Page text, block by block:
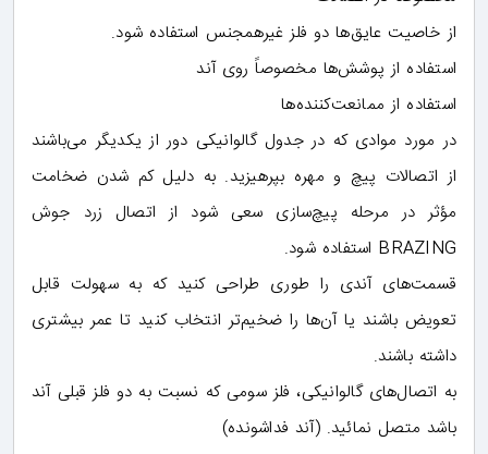
از خاصیت عایق‌ها دو فلز غیرهمجنس استفاده شود.
استفاده از پوشش‌ها مخصوصاً روی آند
استفاده از ممانعت‌کننده‌ها
در مورد موادی که در جدول گالوانیکی دور از یکدیگر می‌باشند
از اتصالات پیچ و مهره بپرهیزید. به دلیل کم شدن ضخامت
مؤثر در مرحله پیچ‌سازی سعی شود از اتصال زرد جوش
BRAZING استفاده شود.
قسمت‌های آندی را طوری طراحی کنید که به سهولت قابل
تعویض باشند یا آن‌ها را ضخیم‌تر انتخاب کنید تا عمر بیشتری
داشته باشند.
به اتصال‌های گالوانیکی، فلز سومی که نسبت به دو فلز قبلی آند
باشد متصل نمائید. (آند فداشونده)